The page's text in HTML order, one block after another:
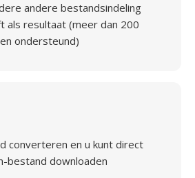
andere bestandsindeling
als resultaat (meer dan 200
ondersteund)
converteren en u kunt direct
bestand downloaden